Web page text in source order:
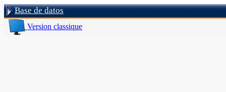
Base de datos
Version classique